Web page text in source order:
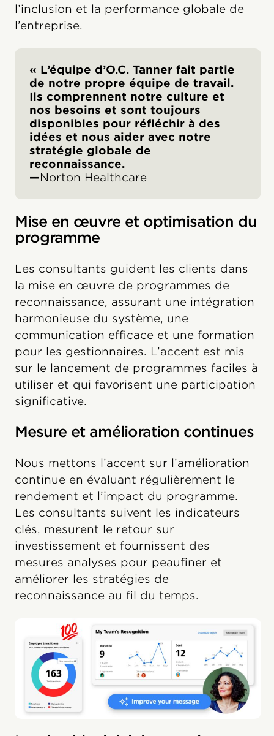
l’inclusion et la performance globale de
l’entreprise.
« L’équipe d’O.C. Tanner fait partie
de notre propre équipe de travail.
Ils comprennent notre culture et
nos besoins et sont toujours
disponibles pour réfléchir à des
idées et nous aider avec notre
stratégie globale de
reconnaissance.
—Norton Healthcare
Mise en œuvre et optimisation du
programme
Les consultants guident les clients dans
la mise en œuvre de programmes de
reconnaissance, assurant une intégration
harmonieuse du système, une
communication efficace et une formation
pour les gestionnaires. L’accent est mis
sur le lancement de programmes faciles à
utiliser et qui favorisent une participation
significative.
Mesure et amélioration continues
Nous mettons l’accent sur l’amélioration
continue en évaluant régulièrement le
rendement et l’impact du programme.
Les consultants suivent les indicateurs
clés, mesurent le retour sur
investissement et fournissent des
mesures analyses pour peaufiner et
améliorer les stratégies de
reconnaissance au fil du temps.